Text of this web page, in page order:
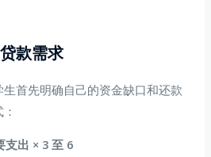
款需求
首先明确自己的资金缺口和还款
支出 × 3 至 6